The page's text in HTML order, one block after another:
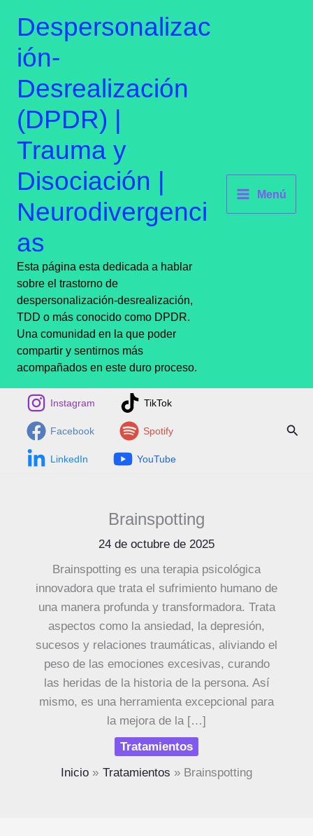
contenido
Despersonalizac
ión-
Desrealización
(DPDR) |
Trauma y
Disociación |
Neurodivergenci
as
Esta página esta dedicada a hablar
sobre el trastorno de
despersonalización-desrealización,
TDD o más conocido como DPDR.
Una comunidad en la que poder
compartir y sentirnos más
acompañados en este duro proceso.
Menú
Instagram TikTok
Facebook Spotify
LinkedIn YouTube
Brainspotting
24 de octubre de 2025
Brainspotting es una terapia psicológica
innovadora que trata el sufrimiento humano de
una manera profunda y transformadora. Trata
aspectos como la ansiedad, la depresión,
sucesos y relaciones traumáticas, aliviando el
peso de las emociones excesivas, curando
las heridas de la historia de la persona. Así
mismo, es una herramienta excepcional para
la mejora de la […]
Tratamientos
Inicio
Tratamientos Brainspotting